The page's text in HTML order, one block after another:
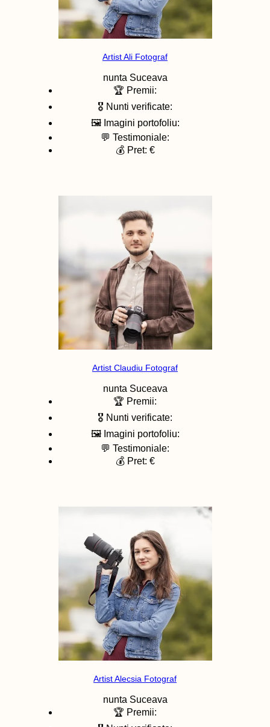
Artist Ali Fotograf
nunta Suceava
🏆 Premii:
🎖️ Nunti verificate:
🖼️ Imagini portofoliu:
💬 Testimoniale:
💰 Pret: €
Artist Claudiu Fotograf
nunta Suceava
🏆 Premii:
🎖️ Nunti verificate:
🖼️ Imagini portofoliu:
💬 Testimoniale:
💰 Pret: €
Artist Alecsia Fotograf
nunta Suceava
🏆 Premii: